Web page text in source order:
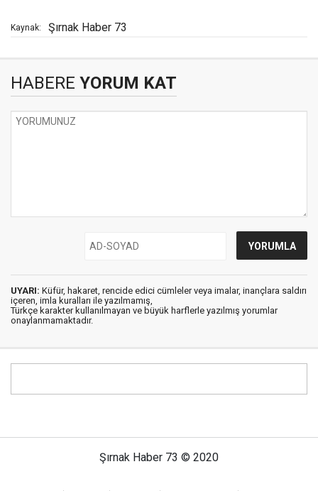
Kaynak: Şırnak Haber 73
HABERE YORUM KAT
UYARI: Küfür, hakaret, rencide edici cümleler veya imalar, inançlara saldırı
içeren, imla kuralları ile yazılmamış,
Türkçe karakter kullanılmayan ve büyük harflerle yazılmış yorumlar
onaylanmamaktadır.
Şırnak Haber 73 © 2020